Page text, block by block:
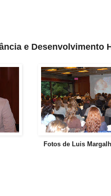
e Desenvolvimento
Fotos de Luis